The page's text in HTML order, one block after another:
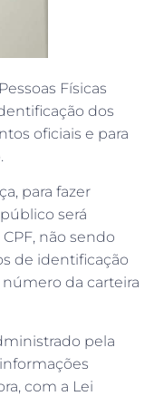
Físicas
dos
oficiais e para
para fazer
será
não sendo
de identificação
número da carteira
pela
com a Lei